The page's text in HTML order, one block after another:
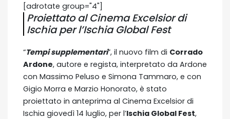
[adrotate group="4"]
Proiettato al Cinema Excelsior di
Ischia per l’Ischia Global Fest
“Tempi supplementari”, il nuovo film di Corrado
Ardone, autore e regista, interpretato da Ardone
con Massimo Peluso e Simona Tammaro, e con
Gigio Morra e Marzio Honorato, è stato
proiettato in anteprima al Cinema Excelsior di
Ischia giovedì 14 luglio, per l’Ischia Global Fest,